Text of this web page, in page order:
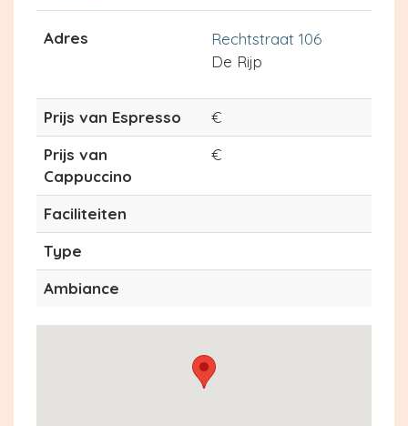
Adres
Rechtstraat 106
De Rijp
Prijs van Espresso
€
Prijs van
Cappuccino
€
Faciliteiten
Type
Ambiance